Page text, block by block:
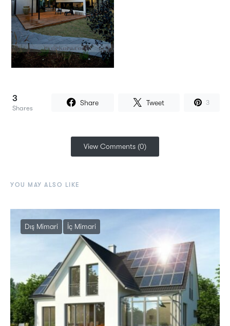
3
Shares
Share Tweet 3
View Comments (0)
YOU MAY ALSO LIKE
Dış Mimari İç Mimari